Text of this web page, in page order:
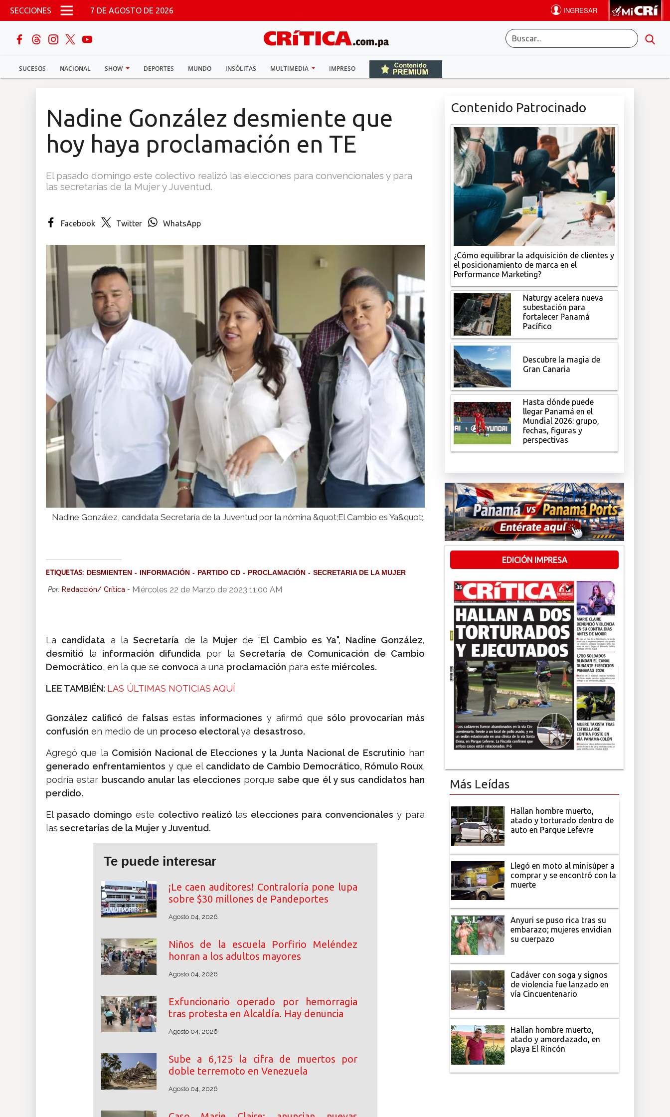
Pasar al contenido principal
SECCIONES 7 DE AGOSTO DE 2026
SUCESOS NACIONAL SHOW DEPORTES MUNDO INSÓLITAS MULTIMEDIA IMPRESO
buscar
Sucesos
Multimedia
Nadine González desmiente que
hoy haya proclamación en TE
El pasado domingo este colectivo realizó las elecciones para convencionales y para
las secretarías de la Mujer y Juventud.
Facebook Twitter WhatsApp
Nadine González, candidata Secretaría de la Juventud por la nómina &quot;El Cambio es Ya&quot;.
ETIQUETAS: DESMIENTEN INFORMACIÓN PARTIDO CD PROCLAMACIÓN SECRETARIA DE LA MUJER
Por: Redacción/ Crítica - Miércoles 22 de Marzo de 2023 11:00 AM
La candidata a laSecretaría de la Mujer de "El Cambio es Ya", Nadine González,
desmitió la información difundida por la Secretaría de Comunicación de Cambio
Democrático, en la que se convoca a una proclamación para este miércoles.
LEE TAMBIÉN: LAS ÚLTIMAS NOTICIAS AQUÍ
González calificó de falsasestas informaciones y afirmó quesólo provocarían más
confusión en medio de un proceso electoralya desastroso.
Agregó que la Comisión Nacional de Elecciones y la Junta Nacional de Escrutinio han
generado enfrentamientos y que el candidato de Cambio Democrático, Rómulo Roux,
podría estar buscando anular las elecciones porquesabe que él y sus candidatos han
perdido.
Elpasado domingo este colectivo realizó las elecciones para convencionales y para
las secretarías de la Mujer y Juventud.
Te puede interesar
¡Le caen auditores! Contraloría pone lupa
sobre $30 millones de Pandeportes
Agosto 04, 2026
Niños de la escuela Porfirio Meléndez
honran a los adultos mayores
Agosto 04, 2026
Exfuncionario operado por hemorragia
tras protesta en Alcaldía. Hay denuncia
Agosto 04, 2026
Sube a 6,125 la cifra de muertos por
doble terremoto en Venezuela
Agosto 04, 2026
Contenido Patrocinado
¿Cómo equilibrar la adquisición de clientes y
el posicionamiento de marca en el
Performance Marketing?
Naturgy acelera nueva
subestación para
fortalecer Panamá
Pacífico
Descubre la magia de
Gran Canaria
Hasta dónde puede
llegar Panamá en el
Mundial 2026: grupo,
fechas, figuras y
perspectivas
EDICIÓN IMPRESA
Más Leídas
Hallan hombre muerto,
atado y torturado dentro de
auto en Parque Lefevre
Llegó en moto al minisúper a
comprar y se encontró con la
muerte
Anyuri se puso rica tras su
embarazo; mujeres envidian
su cuerpazo
Cadáver con soga y signos
de violencia fue lanzado en
vía Cincuentenario
Hallan hombre muerto,
atado y amordazado, en
playa El Rincón